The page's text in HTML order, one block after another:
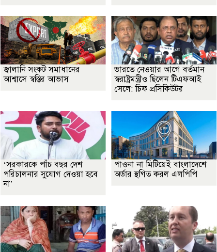
জ্বালানি সংকট সমাধানের
আশ্বাসে স্বস্তির আভাস
ভারতে নেওয়ার আগে বর্তমান
স্বরাষ্ট্রমন্ত্রীও ছিলেন টিএফআই
সেলে: চিফ প্রসিকিউটর
‘সরকারকে পাঁচ বছর দেশ
পরিচালনার সুযোগ দেওয়া হবে
না’
পাওনা না মিটিয়েই বাংলাদেশে
অর্ডার স্থগিত করল এলপিপি